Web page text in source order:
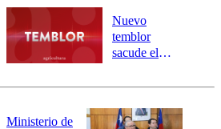
río Damas:
activa
mensajería
SAE
Nuevo
temblor
sacude el
revisa la
epicentro
Ministerio de